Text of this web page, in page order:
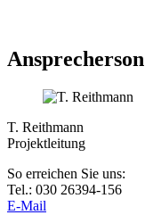
Ansprecherson
T. Reithmann
Projektleitung
So erreichen Sie uns:
Tel.: 030 26394-156
E-Mail